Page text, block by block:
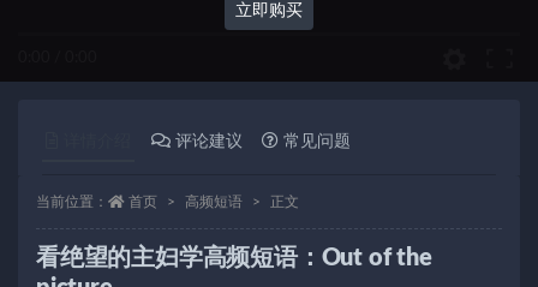
立即购买
评论建议 常见问题
当前位置： 首页 高频短语 正文
看绝望的主妇学高频短语：Out of the